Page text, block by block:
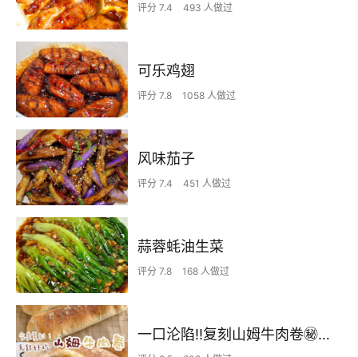
评分 7.4 493 人做过
可乐鸡翅
评分 7.8 1058 人做过
风味茄子
评分 7.4 451 人做过
蒜蓉蚝油生菜
评分 7.8 168 人做过
一口沦陷‼️复刻山姆牛肉卷㊙️皮薄馅足爆好吃